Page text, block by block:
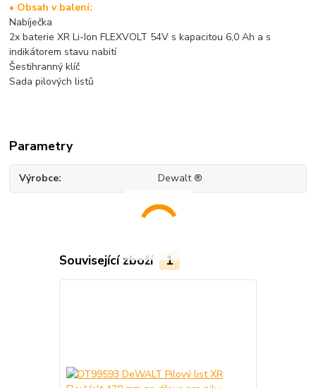
• Obsah v balení:
Nabíječka
2x baterie XR Li-Ion FLEXVOLT 54V s kapacitou 6,0 Ah a s
indikátorem stavu nabití
Šestihranný klíč
Sada pilových listů
Parametry
Výrobce Dewalt ®
Související zboží 1